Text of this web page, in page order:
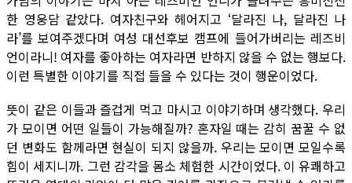
한 영웅담 같았다. 여자친구와 헤어지고 ‘달라진 나, 달라진 나
라’를 보여주겠다며 여성 대선후보 캠프에 들어가버리는 레즈비
언이라니! 여자를 좋아하는 여자라면 반하지 않을 수 없는 행보다.
이런 특별한 이야기를 직접 들을 수 있다는 것이 행운이었다.
뜻이 같은 이들과 즐겁게 먹고 마시고 이야기하며 생각했다. 우리
가 모이면 어떤 일들이 가능해질까? 혼자일 때는 감히 꿈꿀 수 없
던 변화도 함께라면 현실이 되지 않을까. 우리는 모이면 모일수록
힘이 세지니까. 그런 감각을 몸소 체험한 시간이었다. 이 유쾌하고